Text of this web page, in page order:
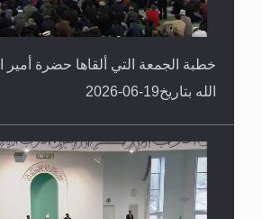
خطبة الجمعة التي ألقاها حضرة أمير
الله بتاريخ19-06-2026